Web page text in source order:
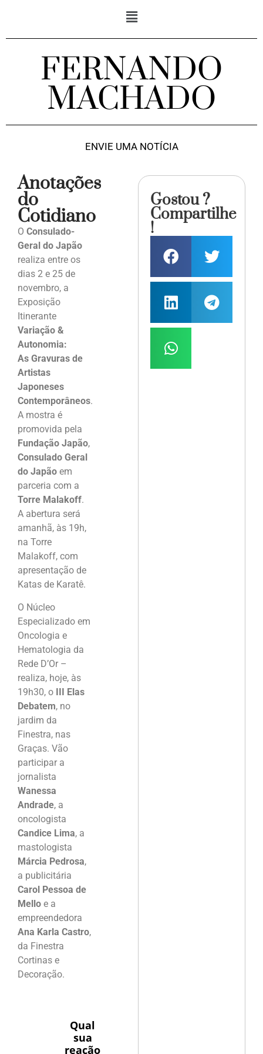
FERNANDO
MACHADO
ENVIE UMA NOTÍCIA
Anotações
do
Cotidiano
O Consulado-
Geral do Japão
realiza entre os
dias 2 e 25 de
novembro, a
Exposição
Itinerante
Variação &
Autonomia:
As Gravuras de
Artistas
Japoneses
Contemporâneos.
A mostra é
promovida pela
Fundação Japão,
Consulado Geral
do Japão em
parceria com a
Torre Malakoff.
A abertura será
amanhã, às 19h,
na Torre
Malakoff, com
apresentação de
Katas de Karatê.
O Núcleo
Especializado em
Oncologia e
Hematologia da
Rede D’Or –
realiza, hoje, às
19h30, o III Elas
Debatem, no
jardim da
Finestra, nas
Graças. Vão
participar a
jornalista
Wanessa
Andrade, a
oncologista
Candice Lima, a
mastologista
Márcia Pedrosa,
a publicitária
Carol Pessoa de
Mello e a
empreendedora
Ana Karla Castro,
da Finestra
Cortinas e
Decoração.
Qual
sua
reação
Gostou ?
Compartilhe
!